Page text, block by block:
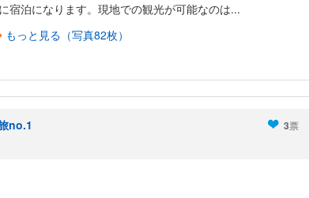
に宿泊になります。現地での観光が可能なのは...
もっと見る（写真82枚）
no.1 3票